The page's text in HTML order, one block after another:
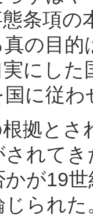
条項
の目
にし
に従
拠とさ
れて
が19
じられ